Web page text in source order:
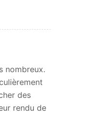
nombreux.
des
rendu de